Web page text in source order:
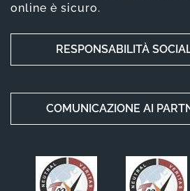
online è sicuro.
RESPONSABILITÀ
COMUNICAZIONE AI